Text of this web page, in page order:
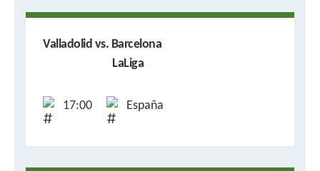
Valladolid vs. Barcelona
LaLiga
17:00 España